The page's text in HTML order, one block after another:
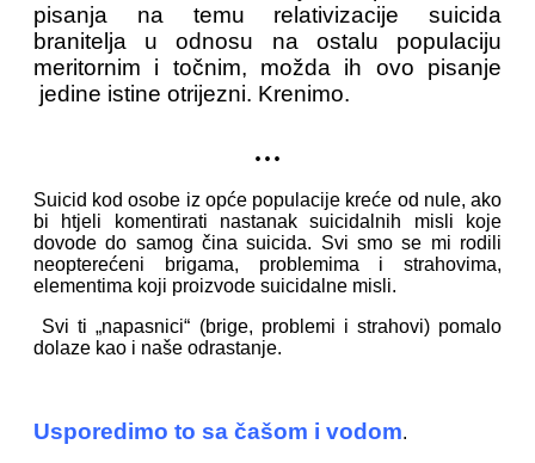
pisanja na temu relativizacije suicida
branitelja u odnosu na ostalu populaciju
meritornim i točnim, možda ih ovo pisanje
jedine istine otrijezni. Krenimo.
...
Suicid kod osobe iz opće populacije kreće od nule, ako
bi htjeli komentirati nastanak suicidalnih misli koje
dovode do samog čina suicida. Svi smo se mi rodili
neopterećeni brigama, problemima i strahovima,
elementima koji proizvode suicidalne misli.
Svi ti „napasnici“ (brige, problemi i strahovi) pomalo
dolaze kao i naše odrastanje.
Usporedimo to sa čašom i vodom.